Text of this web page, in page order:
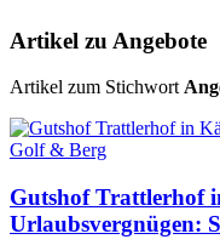
Artikel zu Angebote
Artikel zum Stichwort
Gutshof Trattlerhof
Urlaubsvergnügen: